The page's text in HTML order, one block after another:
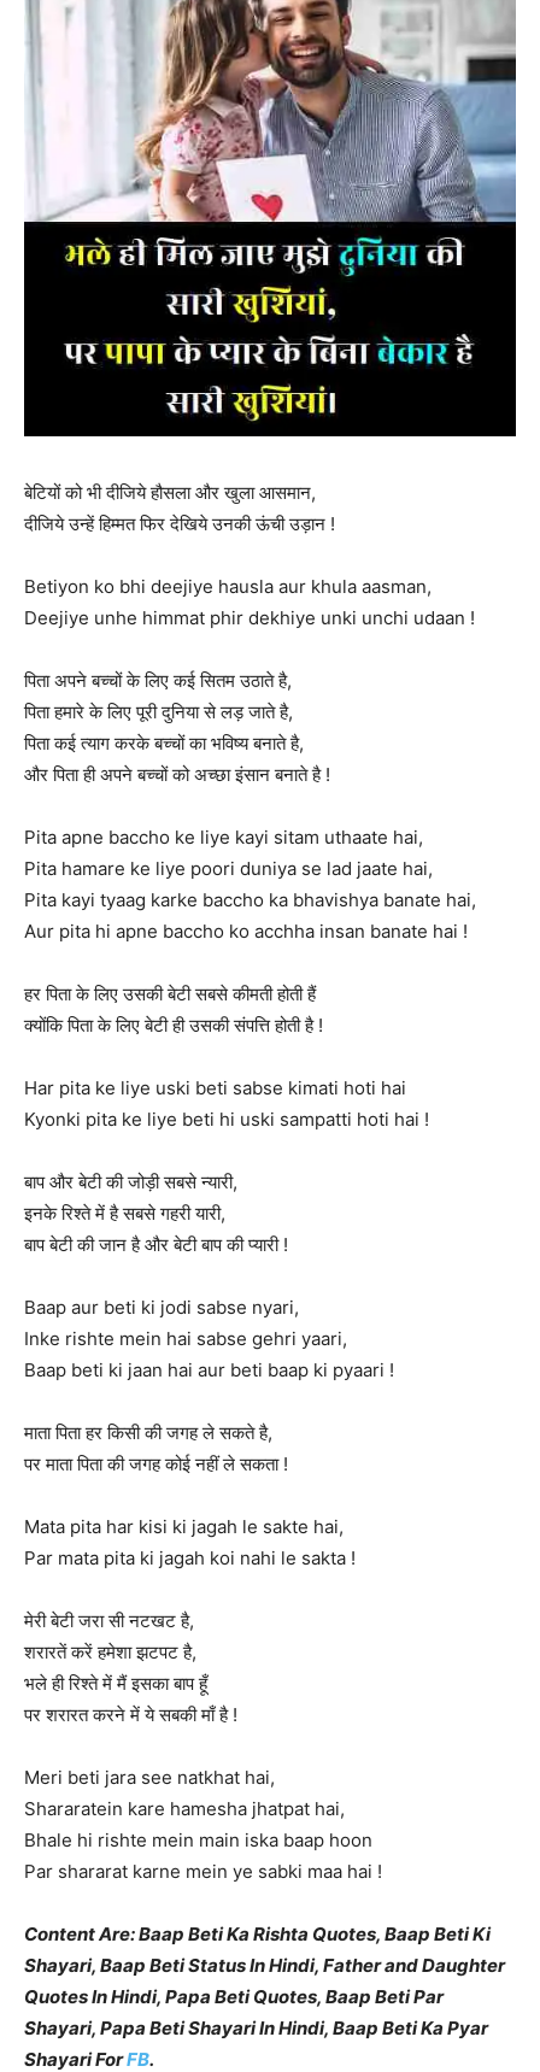
बेटियों को भी दीजिये हौसला और खुला आसमान,
दीजिये उन्हें हिम्मत फिर देखिये उनकी ऊंची उड़ान !
Betiyon ko bhi deejiye hausla aur khula aasman,
Deejiye unhe himmat phir dekhiye unki unchi udaan !
पिता अपने बच्चों के लिए कई सितम उठाते है,
पिता हमारे के लिए पूरी दुनिया से लड़ जाते है,
पिता कई त्याग करके बच्चों का भविष्य बनाते है,
और पिता ही अपने बच्चों को अच्छा इंसान बनाते है !
Pita apne baccho ke liye kayi sitam uthaate hai,
Pita hamare ke liye poori duniya se lad jaate hai,
Pita kayi tyaag karke baccho ka bhavishya banate hai,
Aur pita hi apne baccho ko acchha insan banate hai !
हर पिता के लिए उसकी बेटी सबसे कीमती होती हैं
क्योंकि पिता के लिए बेटी ही उसकी संपत्ति होती है !
Har pita ke liye uski beti sabse kimati hoti hai
Kyonki pita ke liye beti hi uski sampatti hoti hai !
बाप और बेटी की जोड़ी सबसे न्यारी,
इनके रिश्ते में है सबसे गहरी यारी,
बाप बेटी की जान है और बेटी बाप की प्यारी !
Baap aur beti ki jodi sabse nyari,
Inke rishte mein hai sabse gehri yaari,
Baap beti ki jaan hai aur beti baap ki pyaari !
माता पिता हर किसी की जगह ले सकते है,
पर माता पिता की जगह कोई नहीं ले सकता !
Mata pita har kisi ki jagah le sakte hai,
Par mata pita ki jagah koi nahi le sakta !
मेरी बेटी जरा सी नटखट है,
शरारतें करें हमेशा झटपट है,
भले ही रिश्ते में मैं इसका बाप हूँ
पर शरारत करने में ये सबकी माँ है !
Meri beti jara see natkhat hai,
Shararatein kare hamesha jhatpat hai,
Bhale hi rishte mein main iska baap hoon
Par shararat karne mein ye sabki maa hai !
Content Are: Baap Beti Ka Rishta Quotes, Baap Beti Ki
Shayari, Baap Beti Status In Hindi, Father and Daughter
Quotes In Hindi, Papa Beti Quotes, Baap Beti Par
Shayari, Papa Beti Shayari In Hindi, Baap Beti Ka Pyar
Shayari ForFB.